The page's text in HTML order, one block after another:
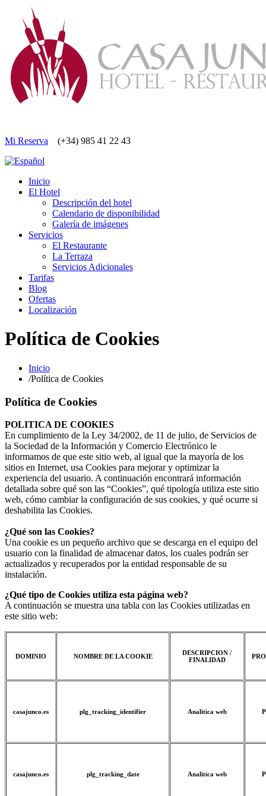
Mi Reserva (+34) 985 41 22 43
Inicio
El Hotel
Descripción del hotel
Calendario de disponibilidad
Galería de imágenes
Servicios
El Restaurante
La Terraza
Servicios Adicionales
Tarifas
Blog
Ofertas
Localización
Política de Cookies
Inicio
/Política de Cookies
Política de Cookies
POLITICA DE COOKIES
En cumplimiento de la Ley 34/2002, de 11 de julio, de Servicios de
la Sociedad de la Información y Comercio Electrónico le
informamos de que este sitio web, al igual que la mayoría de los
sitios en Internet, usa Cookies para mejorar y optimizar la
experiencia del usuario. A continuación encontrará información
detallada sobre qué son las “Cookies”, qué tipología utiliza este sitio
web, cómo cambiar la configuración de sus cookies, y qué ocurre si
deshabilita las Cookies.
¿Qué son las Cookies?
Una cookie es un pequeño archivo que se descarga en el equipo del
usuario con la finalidad de almacenar datos, los cuales podrán ser
actualizados y recuperados por la entidad responsable de su
instalación.
¿Qué tipo de Cookies utiliza esta página web?
A continuación se muestra una tabla con las Cookies utilizadas en
este sitio web:
DOMINIO NOMBRE DE LA COOKIE
DESCRIPCION /
FINALIDAD
casajunco.es plg_tracking_identifier Analitica web
casajunco.es plg_tracking_date Analitica web